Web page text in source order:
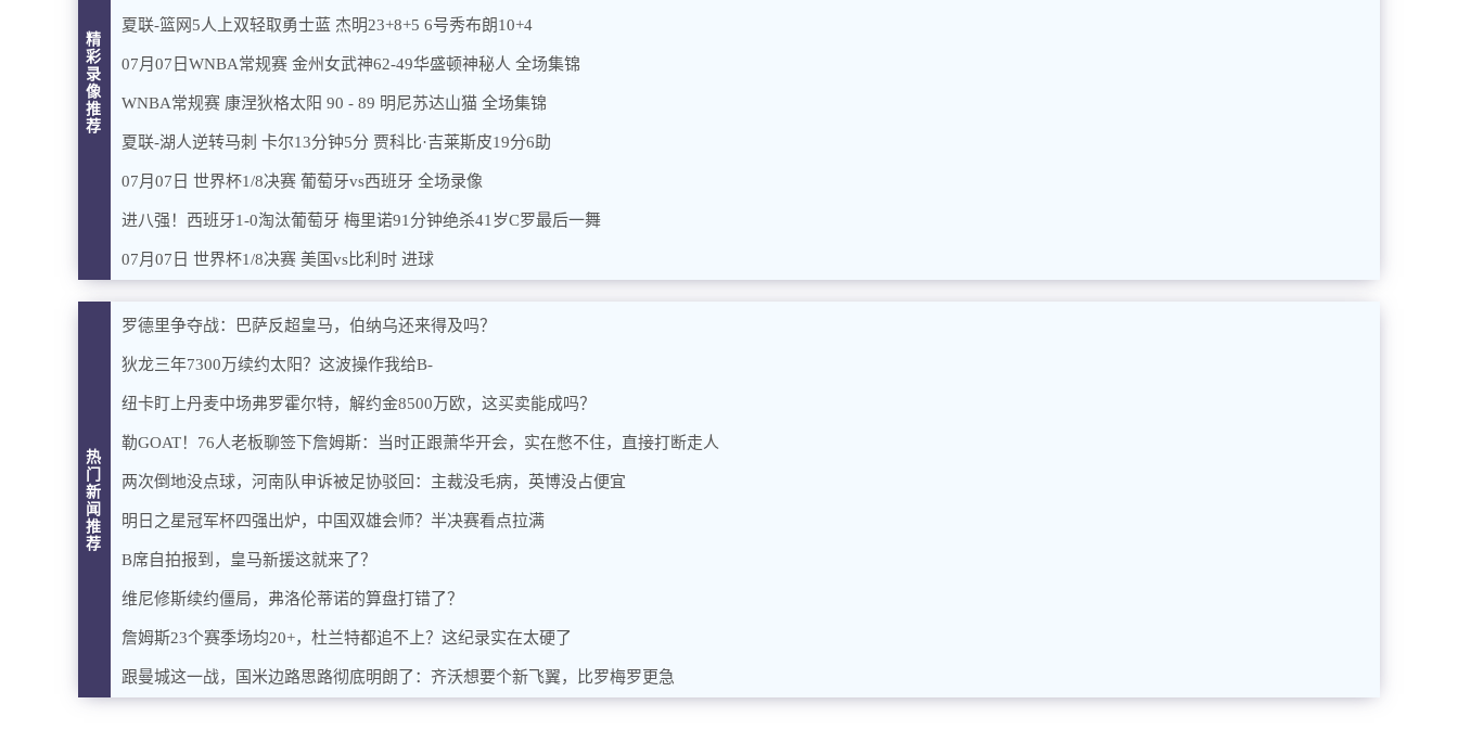
精
彩
录
像
推
荐
夏联-篮网5人上双轻取勇士蓝 杰明23+8+5 6号秀布朗10+4
07月07日WNBA常规赛 金州女武神62-49华盛顿神秘人 全场集锦
WNBA常规赛 康涅狄格太阳 90 - 89 明尼苏达山猫 全场集锦
夏联-湖人逆转马刺 卡尔13分钟5分 贾科比·吉莱斯皮19分6助
07月07日 世界杯1/8决赛 葡萄牙vs西班牙 全场录像
进八强！西班牙1-0淘汰葡萄牙 梅里诺91分钟绝杀41岁C罗最后一舞
07月07日 世界杯1/8决赛 美国vs比利时 进球
热
门
新
闻
推
荐
罗德里争夺战：巴萨反超皇马，伯纳乌还来得及吗？
狄龙三年7300万续约太阳？这波操作我给B-
纽卡盯上丹麦中场弗罗霍尔特，解约金8500万欧，这买卖能成吗？
勒GOAT！76人老板聊签下詹姆斯：当时正跟萧华开会，实在憋不住，直接打断走人
两次倒地没点球，河南队申诉被足协驳回：主裁没毛病，英博没占便宜
明日之星冠军杯四强出炉，中国双雄会师？半决赛看点拉满
B席自拍报到，皇马新援这就来了？
维尼修斯续约僵局，弗洛伦蒂诺的算盘打错了？
詹姆斯23个赛季场均20+，杜兰特都追不上？这纪录实在太硬了
跟曼城这一战，国米边路思路彻底明朗了：齐沃想要个新飞翼，比罗梅罗更急